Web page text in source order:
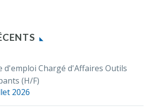
d'emploi Chargé d'Affaires Outils
(H/F)
2026